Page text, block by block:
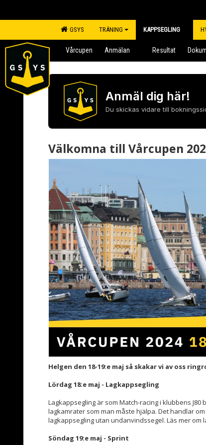
GSYS TRÄNING KAPPSEGLING
Vårcupen Anmälan Resultat
Anmäl dig här!
Du skickas vidare till
Välkomna till Vårcupen
Helgen den 18-19:e maj så skakar vi av oss
Lördag 18:e maj - Lagkappsegling
Lagkappsegling är som Match-racing i klubbens
lagkamrater som man måste hjälpa. Det handlar
lagkappsegling utan undanvindssegel. Läs mer om
Söndag 19:e maj - Sprint